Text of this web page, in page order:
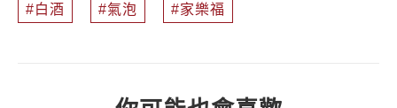
白酒 氣泡 家樂福